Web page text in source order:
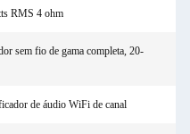
RMS 4 ohm
sem fio de gama completa, 20-
de áudio WiFi de canal